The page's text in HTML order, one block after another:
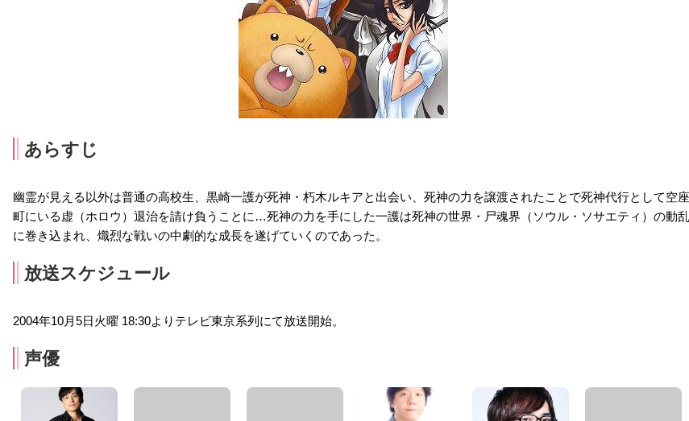
あらすじ
幽霊が見える以外は普通の高校生、黒崎一護が死神・朽木ルキアと出会い、死神の力を譲渡されたことで死神代行として空座
町にいる虚（ホロウ）退治を請け負うことに…死神の力を手にした一護は死神の世界・尸魂界（ソウル・ソサエティ）の動乱
に巻き込まれ、熾烈な戦いの中劇的な成長を遂げていくのであった。
放送スケジュール
2004年10月5日火曜 18:30よりテレビ東京系列にて放送開始。
声優